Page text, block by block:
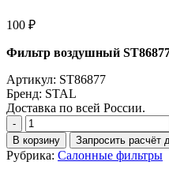
100 ₽
Фильтр воздушный
Артикул: ST86877
Бренд: STAL
Доставка по всей России.
Количество
Фильтр
воздушный
ST86877
В корзину Запросить расчёт
Рубрика: Салонные фильтры